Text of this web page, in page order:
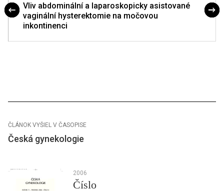
Vliv abdominální a laparoskopicky asistované
vaginální hysterektomie na močovou
inkontinenci
ČLÁNOK VYŠIEL V ČASOPISE
Česká gynekologie
2006
Číslo